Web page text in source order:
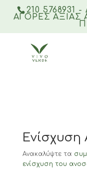
210
ΑΓΟΡΈΣ ΑΞΊΑΣ
Ενίσχυση
Ανακαλύψτε τα
ενίσχυση του